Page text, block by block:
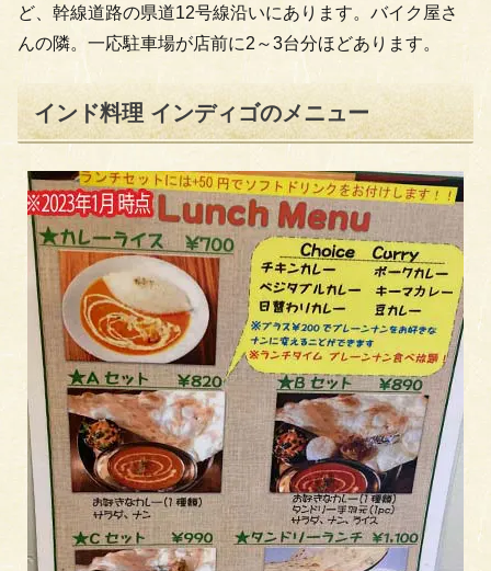
ど、幹線道路の県道12号線沿いにあります。バイク屋さ
んの隣。一応駐車場が店前に2～3台分ほどあります。
インド料理 インディゴのメニュー